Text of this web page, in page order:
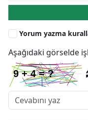
Yorum yazma
Aşağıdaki görselde